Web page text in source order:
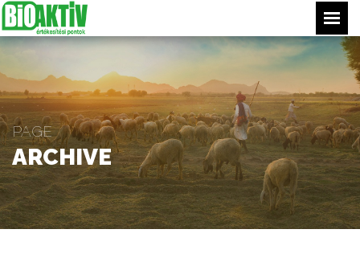
Főoldal
Termékeink
Értékesítési pontjaink
Tippek
Bejelentkezés
PAGE
ARCHIVE